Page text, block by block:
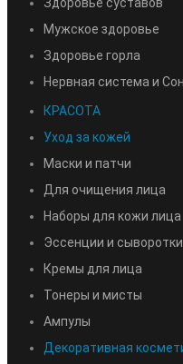
Мужское здоровье
Здоровье горла
Нервная система и Сон
КРАСОТА
Уход за кожей
Маски и патчи
Для очищения лица
Наборы для кожи лица
Эссенции и сыворотки
Кремы для лица
Тонеры и мисты
Ампулы
Декоративная